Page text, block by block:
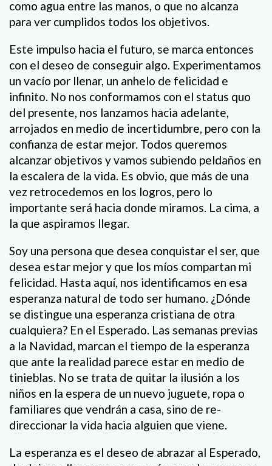
como agua entre las manos, o que no alcanza
para ver cumplidos todos los objetivos.
Este impulso hacia el futuro, se marca entonces
con el deseo de conseguir algo. Experimentamos
un vacío por llenar, un anhelo de felicidad e
infinito. No nos conformamos con el status quo
del presente, nos lanzamos hacia adelante,
arrojados en medio de incertidumbre, pero con la
confianza de estar mejor. Todos queremos
alcanzar objetivos y vamos subiendo peldaños en
la escalera de la vida. Es obvio, que más de una
vez retrocedemos en los logros, pero lo
importante será hacia donde miramos. La cima, a
la que aspiramos llegar.
Soy una persona que desea conquistar el ser, que
desea estar mejor y que los míos compartan mi
felicidad. Hasta aquí, nos identificamos en esa
esperanza natural de todo ser humano. ¿Dónde
se distingue una esperanza cristiana de otra
cualquiera? En el Esperado. Las semanas previas
a la Navidad, marcan el tiempo de la esperanza
que ante la realidad parece estar en medio de
tinieblas. No se trata de quitar la ilusión a los
niños en la espera de un nuevo juguete, ropa o
familiares que vendrán a casa, sino de re-
direccionar la vida hacia alguien que viene.
La esperanza es el deseo de abrazar al Esperado,